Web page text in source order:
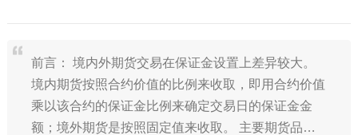
前言： 境内外期货交易在保证金设置上差异较大。
境内期货按照合约价值的比例来收取，即用合约价值
乘以该合约的保证金比例来确定交易日的保证金金
额；境外期货是按照固定值来收取。 主要期货品…